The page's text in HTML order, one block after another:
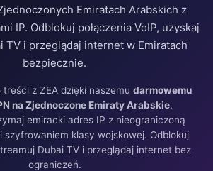
Emiratach Arabskich z
IP. Odblokuj połączenia VoIP, uzyskaj
TV i przeglądaj internet w Emiratach
bezpiecznie.
z ZEA dzięki naszemu darmowemu
na Zjednoczone Emiraty Arabskie.
emiracki adres IP z nieograniczoną
szyfrowaniem klasy wojskowej. Odblokuj
Dubai TV i przeglądaj internet bez
ograniczeń.